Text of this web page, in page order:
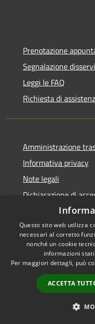
Prenotazione
Segnalazione
Leggi le FAQ
Richiesta di
Amministrazione
Informativa privacy
Note legali
Dichiarazione di
Accessibilità
Privacy
Mappa del sito
WhatsApp Cerreto
Questo sito web utilizza
necessari al corretto
nonché un cookie
informazioni
Per maggiori dettagli, può
ACCETTA